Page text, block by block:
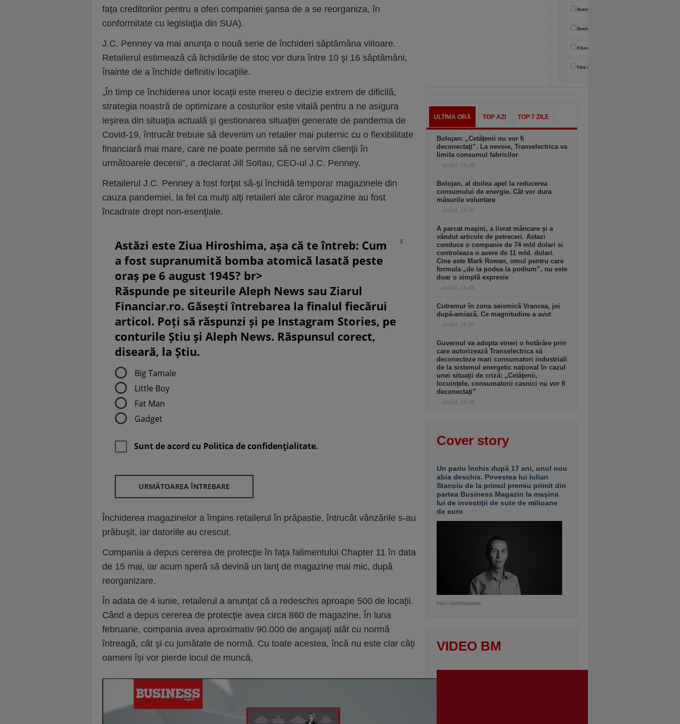
faţa creditorilor pentru a oferi companiei şansa de a se reorganiza, în
conformitate cu legislaţia din SUA).
J.C. Penney va mai anunţa o nouă serie de închideri săptămâna viitoare.
Retailerul estimează că lichidările de stoc vor dura între 10 şi 16 săptămâni,
înainte de a închide definitiv locaţiile.
„În timp ce închiderea unor locaţii este mereu o decizie extrem de dificilă,
strategia noastră de optimizare a costurilor este vitală pentru a ne asigura
ieşirea din situaţia actuală şi gestionarea situaţiei generate de pandemia de
Covid-19, întrucât trebuie să devenim un retailer mai puternic cu o flexibilitate
financiară mai mare, care ne poate permite să ne servim clienţii în
următoarele decenii”, a declarat Jill Soltau, CEO-ul J.C. Penney.
Retailerul J.C. Penney a fost forţat să-şi închidă temporar magazinele din
cauza pandemiei, la fel ca mulţi alţi retaileri ale căror magazine au fost
încadrate drept non-esenţiale.
X
Astăzi este Ziua Hiroshima, așa că te întreb: Cum
a fost supranumită bomba atomică lasată peste
oraș pe 6 august 1945? br>
Răspunde pe siteurile Aleph News sau Ziarul
Financiar.ro. Găsești întrebarea la finalul fiecărui
articol. Poți să răspunzi și pe Instagram Stories, pe
conturile Știu și Aleph News. Răspunsul corect,
diseară, la Știu.
Big Tamale
Little Boy
Fat Man
Gadget
Sunt de acord cu Politica de confidenţialitate.
URMĂTOAREA ÎNTREBARE
Închiderea magazinelor a împins retailerul în prăpastie, întrucât vânzările s-au
prăbuşit, iar datoriile au crescut.
Compania a depus cererea de protecţie în faţa falimentului Chapter 11 în data
de 15 mai, iar acum speră să devină un lanţ de magazine mai mic, după
reorganizare.
În adata de 4 iunie, retailerul a anunţat că a redeschis aproape 500 de locaţii.
Când a depus cererea de protecţie avea circa 860 de magazine. În luna
februarie, compania avea aproximativ 90.000 de angajaţi atât cu normă
întreagă, cât şi cu jumătate de normă. Cu toate acestea, încă nu este clar câţi
oameni îşi vor pierde locul de muncă,
ULTIMA ORĂ TOP AZI TOP 7 ZILE
Bolojan: „Cetăţenii nu vor fi
deconectaţi”. La nevoie, Transelectrica va
limita consumul fabricilor
astăzi, 15:38
Bolojan, al doilea apel la reducerea
consumului de energie. Cât vor dura
măsurile voluntare
astăzi, 15:37
A parcat maşini, a livrat mâncare şi a
vândut articole de petreceri. Astazi
conduce o companie de 74 mld dolari si
controleaza o avere de 11 mld. dolari.
Cine este Mark Rowan, omul pentru care
formula „de la podea la podium”, nu este
doar o simplă expresie
astăzi, 15:35
Cutremur în zona seismică Vrancea, joi
după-amiază. Ce magnitudine a avut
astăzi, 15:27
Guvernul va adopta vineri o hotărâre prin
care autorizează Transelectrica să
deconecteze mari consumatori industriali
de la sistemul energetic naţional în cazul
unei situaţii de criză: „Cetăţenii,
locuinţele, consumatorii casnici nu vor fi
deconectaţi”
astăzi, 15:26
Cover story
Un pariu închis după 17 ani, unul nou
abia deschis. Povestea lui Iulian
Stanciu de la primul premiu primit din
partea Business Magazin la maşina
lui de investiţii de sute de milioane
de euro
vezi continuarea
VIDEO BM